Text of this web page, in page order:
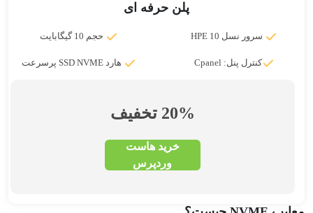
پلن حرفه ای
سرور نسل 10 HPE حجم 10 گیگابایت
کنترل پنل: Cpanel هارد SSD NVME پرسرعت
20% تخفیف
خرید هاست
وردپرس